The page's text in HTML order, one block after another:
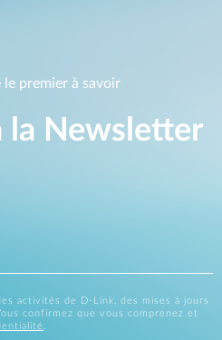
le premier à savoir
la Newsletter
activités de D-Link, des mises à jours
confirmez que vous comprenez et
.